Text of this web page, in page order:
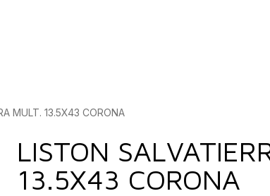
MULT. 13.5X43 CORONA
LISTON
13.5X43 CORONA